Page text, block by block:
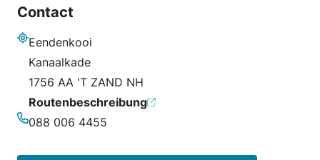
Contact
Eendenkooi
Kanaalkade
1756 AA 'T ZAND NH
Routenbeschreibung
088 006 4455